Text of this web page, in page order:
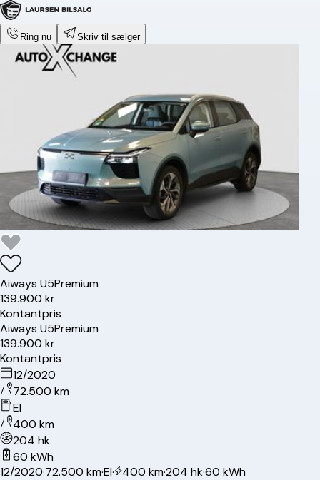
Ring nu Skriv til sælger
Aiways U5Premium
139.900 kr
Kontantpris
Aiways U5Premium
139.900 kr
Kontantpris
12/2020
72.500 km
El
400 km
204 hk
60 kWh
12/2020·72.500 km·El· 400 km·204 hk·60 kWh